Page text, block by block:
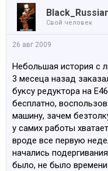
Свой человек
26 авг 2009
Небольшая история с
3 месеца назад
буксу редуктора на
бесплатно,
машину, зачем
у самих работы
вроде все первую
начались
было, не было